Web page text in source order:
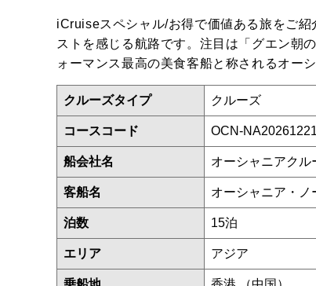
iCruiseスペシャル/お得で価値ある旅をご
ストを感じる航路です。注目は「グエン朝
ォーマンス最高の美食客船と称されるオー
クルーズタイプ クルーズ
コースコード OCN-
船会社名 オーシャニアクル
客船名 オーシャニア・ノ
泊数 15泊
エリア アジア